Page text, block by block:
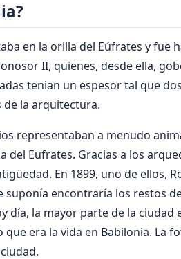
en la orilla del Eúfrates y fue
II, quienes, desde ella,
tenian un espesor tal que
de la arquitectura.
representaban a menudo
Eufrates. Gracias a los
En 1899, uno de ellos,
suponía encontraría los restos
día, la mayor parte de la ciudad
era la vida en Babilonia. La